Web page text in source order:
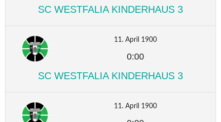
SC WESTFALIA KINDERHAUS 3
11. April 1900
0:00
SC WESTFALIA KINDERHAUS 3
11. April 1900